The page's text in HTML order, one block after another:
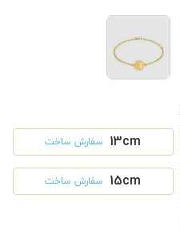
13cm سفارش ساخت
15cm سفارش ساخت